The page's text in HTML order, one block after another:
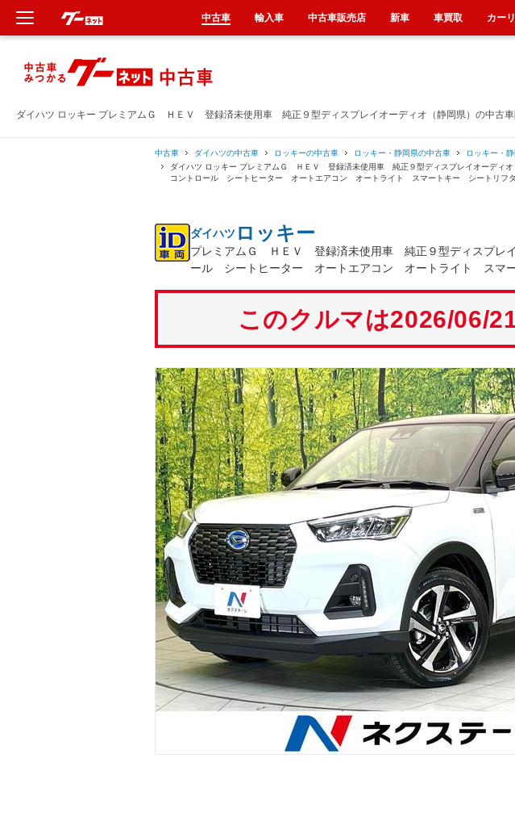
ダイハツ ロッキー プレミアムＧ ＨＥＶ 登録済未使用車 純正９型ディスプレイオーディオ（静岡県）の中古車
中古車 ダイハツの中古車 ロッキーの中古車 ロッキー・静岡県の中古車
ロッキー・
ダイハツ ロッキー プレミアムＧ ＨＥＶ 登録済未使用車 純正９型ディスプレイオーデ
コントロール シートヒーター オートエアコン オートライト スマートキー シートリフ
ダイハツ ロッキー
プレミアムＧ ＨＥＶ 登録済未使用車 純正９型ディスプレ
ール シートヒーター オートエアコン オートライト スマー
このクルマは2026/06/
中古車 輸入車 中古車販売店 新車 車買取 カー
新車
中古車